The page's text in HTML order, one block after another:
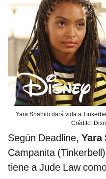
Yara Shahidi dará vida a
Crédito:
Según Deadline, Yara
Campanita
tiene a Jude Law